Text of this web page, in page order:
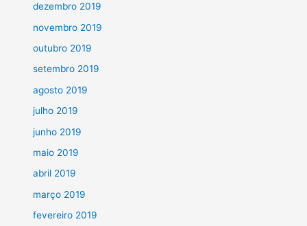
dezembro 2019
novembro 2019
outubro 2019
setembro 2019
agosto 2019
julho 2019
junho 2019
maio 2019
abril 2019
março 2019
fevereiro 2019